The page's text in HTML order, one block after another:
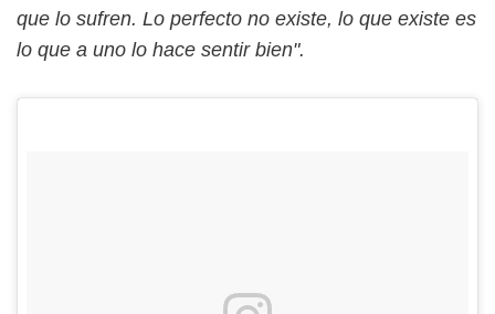
que lo sufren. Lo perfecto no existe, lo que existe es
lo que a uno lo hace sentir bien".